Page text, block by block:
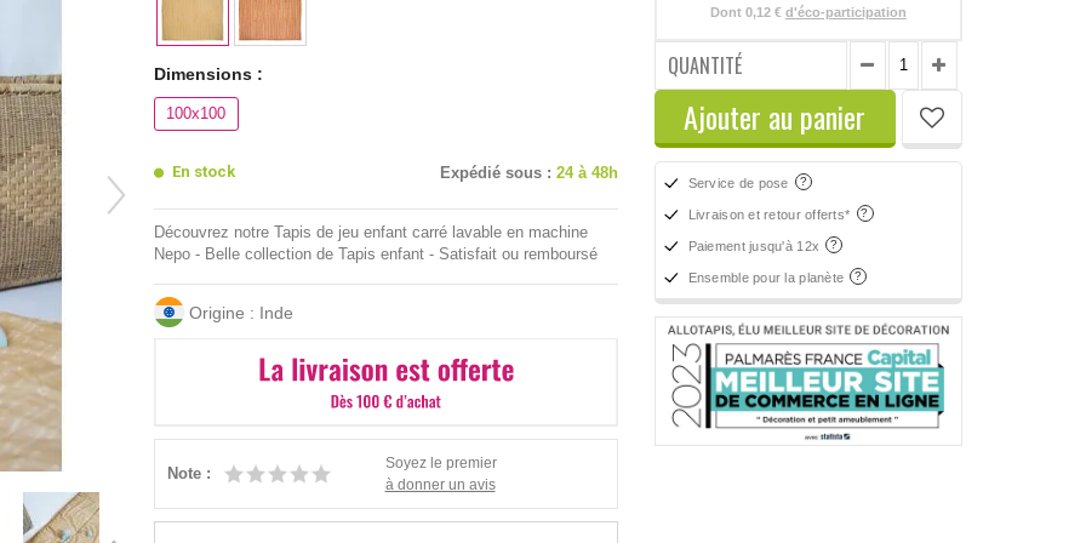
Dimensions :
100x100
En stock Expédié sous : 24 à 48h
Découvrez notre Tapis de jeu enfant carré lavable en machine
Nepo - Belle collection de Tapis enfant - Satisfait ou remboursé
Origine : Inde
Note :
Soyez le premier
à donner un avis
Dont 0,12 € d'éco-participation
QUANTITÉ
Ajouter au panier
Service de pose
Livraison et retour offerts*
Paiement jusqu'à 12x
Ensemble pour la planète